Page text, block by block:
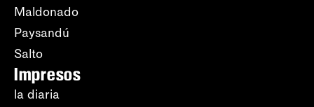
Maldonado
Paysandú
Salto
Impresos
la diaria